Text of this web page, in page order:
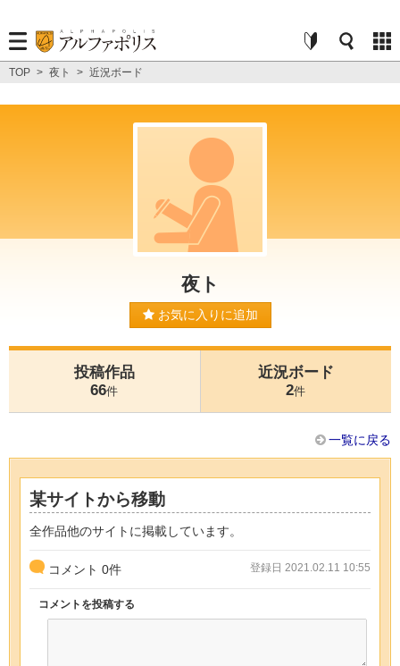
TOP > 夜ト > 近況ボード
夜ト
お気に入りに追加
投稿作品
66件
近況ボード
2件
一覧に戻る
某サイトから移動
全作品他のサイトに掲載しています。
コメント 0件 登録日 2021.02.11 10:55
コメントを投稿する